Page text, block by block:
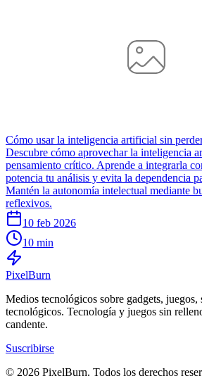
Cómo usar la inteligencia artificial sin
Descubre cómo aprovechar la inteligencia
pensamiento crítico. Aprende a integrarla
potencia tu análisis y evita la dependencia
Mantén la autonomía intelectual mediante
reflexivos.
10 feb 2026
10 min
PixelBurn
Medios tecnológicos sobre gadgets,
tecnológicos. Tecnología y juegos sin
candente.
Suscribirse
© 2026 PixelBurn. Todos los derechos